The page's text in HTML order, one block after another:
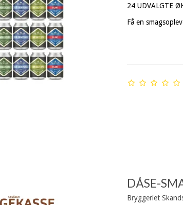
24 UDVALGTE
Få en
DÅSE-
Bryggeriet